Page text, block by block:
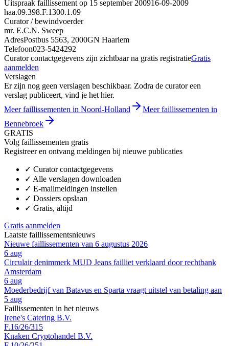
Uitspraak faillissement op 15 september 200916-09-2009
haa.09.398.F.1300.1.09
Curator / bewindvoerder
mr. E.C.N. Sweep
AdresPostbus 5563, 2000GN Haarlem
Telefoon023-5424292
Curator contactgegevens zijn zichtbaar na gratis registratieGratis
aanmelden
Verslagen
Er zijn nog geen verslagen beschikbaar. Zodra de curator een
verslag publiceert, vind je het hier.
Meer faillissementen in Noord-Holland
Meer faillissementen in
Bennebroek
GRATIS
Volg faillissementen gratis
Registreer en ontvang meldingen bij nieuwe publicaties
✓ Curator contactgegevens
✓ Alle verslagen downloaden
✓ E-mailmeldingen instellen
✓ Dossiers opslaan
✓ Gratis, altijd
Gratis aanmelden
Laatste faillissementsnieuws
Nieuwe faillissementen van 6 augustus 2026
6 aug
Circulair denimmerk MUD Jeans failliet verklaard door rechtbank
Amsterdam
6 aug
Moederbedrijf van Batavus en Sparta vraagt uitstel van betaling aan
5 aug
Faillissementen in het nieuws
Irene's Catering B.V.
F.16/26/315
Knaken Cryptohandel B.V.